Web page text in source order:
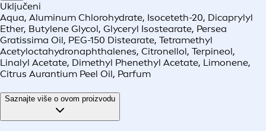
Uključeni
Aqua, Aluminum Chlorohydrate, Isoceteth-20, Dicaprylyl
Ether, Butylene Glycol, Glyceryl Isostearate, Persea
Gratissima Oil, PEG-150 Distearate, Tetramethyl
Acetyloctahydronaphthalenes, Citronellol, Terpineol,
Linalyl Acetate, Dimethyl Phenethyl Acetate, Limonene,
Citrus Aurantium Peel Oil, Parfum
Saznajte više o ovom proizvodu